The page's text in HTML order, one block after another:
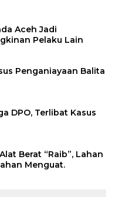
Aceh Jadi
Pelaku Lain
Penganiayaan Balita
DPO, Terlibat Kasus
Berat “Raib”, Lahan
Menguat.